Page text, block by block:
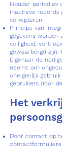
Houder periodiek
inactieve records
verwijderen.
Principe van
gegevens worden
veiligheid,
gewaarborgd
Eigenaar de
neemt om
oneigenlijk
gebruikers door
Het
Door contact op